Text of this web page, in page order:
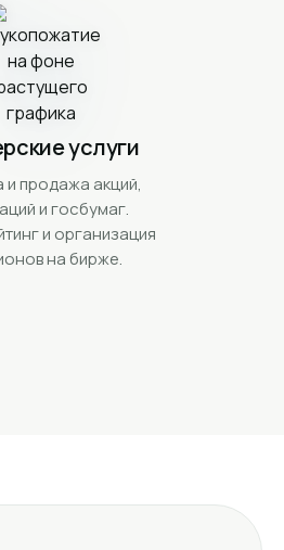
услуги
и продажа акций,
и госбумаг.
и организация
на бирже.